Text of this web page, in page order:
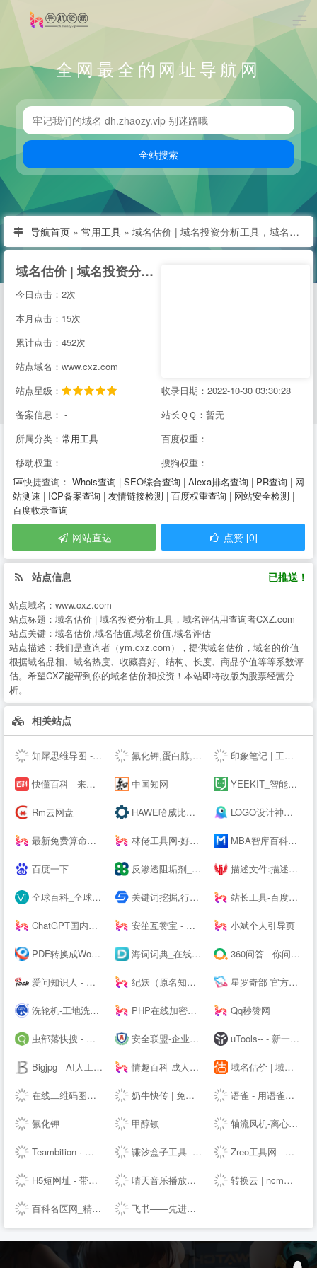
全网最全的网址导航网
导航首页 » 常用工具 » 域名估价 | 域名投资分析工具，域名评估用查询者CXZ.com
域名估价 | 域名投资分析工具，域名评估用查询者CXZ.com
今日点击：2次
本月点击：15次
累计点击：452次
站点域名：www.cxz.com
站点星级：
收录日期：2022-10-30 03:30:28
备案信息： -
站长ＱＱ：暂无
所属分类： 常用工具
百度权重：
移动权重：
搜狗权重：
快捷查询： Whois查询 | SEO综合查询 | Alexa排名查询 | PR查询 | 网
站测速 | ICP备案查询 | 友情链接检测 | 百度权重查询 | 网站安全检测 |
百度收录查询
网站直达 点赞 [0]
站点信息 已推送！
站点域名： www.cxz.com
站点标题： 域名估价 | 域名投资分析工具，域名评估用查询者CXZ.com
站点关键： 域名估价,域名估值,域名价值,域名评估
站点描述： 我们是查询者（ym.cxz.com），提供域名估价，域名的价值
根据域名品相、域名热度、收藏喜好、结构、长度、商品价值等等系数评
估。希望CXZ能帮到你的域名估价和投资！本站即将改版为股票经营分
析。
相关站点
知犀思维导图 - 知犀-- 氟化钾,蛋白胨,叔丁醇钇,异丙醇钇,金属锂,碳酸锂,氢氧化锂,硝酸锂,甲醇钾,乙醇钾,叔丁醇钾，异丙醇钾, 印象笔记 | 工作必备效率应用
快懂百科 - 来这里，认识世界！ 中国知网 YEEKIT_智能语言工具平台,在线辅助翻译,翻译工具,字幕通
Rm云网盘 HAWE哈威比例阀价格-德国HAWE进口电磁阀_柱塞泵厂家代理商 - 大连佰德 LOGO设计神器；公司logo在线设计生成器 - 标小智LOGO神器
最新免费算命占卜算卦塔罗牌卜测算-太清阁免费周易测算 林佬工具网-好用的在线工具都在这里！ MBA智库百科，全球专业中文经管百科
百度一下 反渗透阻垢剂_杀菌剂_缓蚀剂_除垢剂厂家_广东巴沃夫环保官网 描述文件:描述文件生成,描述文件制作,IOS描述文件,描述文件转APP,免签苹果APP,免费在线描述文件封装,APP专家
全球百科_全球首个企业百科平台 关键词挖掘,行业词库,智能改写,SEO数据,知乎数据,抖音数据 - 5118营销大数据 站长工具-百度权重查询-网站排名 - 去查网
ChatGPT国内版-OpenAI 安笙互赞宝 - 您的得力的小帮手 小斌个人引导页
PDF转换成Word转换器在线免费 - 在线word转pdf转换器 - 迅捷PDF转换器免费版 海词词典_在线词典_在线翻译_海量正版权威词典-- 360问答 - 你问大家答
爱问知识人 - 中文互动问答平台 纪妖（原名知妖） 星罗奇部 官方网站-元宇宙社交平台
洗轮机-工地洗车机-工程洗车机-全自动洗轮生产厂家[鲁企环科] PHP在线加密系统 - 对PHP代码进行安全保护！ Qq秒赞网
虫部落快搜 - 搜索快人一步 安全联盟-企业查询|网站查询|曝光查询|企业工商查询|企业信用查询|企业失信记录|大数据企业信用平台。 uTools-- - 新一代效率工具平台
Bigjpg - AI人工智能图片无损放大 - 使用人工智能深度卷积神经网络(CNN)无损放大图片 情趣百科-成人用品选购指南-两--技巧大全 域名估价 | 域名投资分析工具，域名评估用查询者CXZ.com
在线二维码图片生成器_二维码扫描软件下载_联图二维码 奶牛快传 | 免费大文件传输工具，上传下载不限速 语雀 - 用语雀，构建你的数字花园 · 语雀
氟化钾 甲醇钡 轴流风机-离心风机-鼓风机-散热风扇-罩极电机,厂家直销-首肯电子
Teambition · 阿里巴巴旗下团队协作工具 谦汐盒子工具 - 免费在线网页工具箱，站长必备工具 Zreo工具网 - 便民工具网站 懒人工具箱 在线工具网 QQ工具 便民工具 站长工具 手机工具 多功能工具网
H5短网址 - 带统计的免费短链接生成工具 晴天音乐播放器 - 免费稳定的HTML悬浮播放器 转换云 | ncm转mp3在线网站 - 了解ncm格式如何转换为mp3
百科名医网_精准医学科普知识平台 飞书——先进企业协作与管理平台，一站式无缝办公协作，团队上下对齐目标，全面激活组织和个人。先进团队，先用飞书。